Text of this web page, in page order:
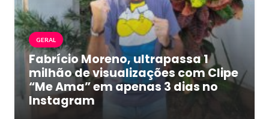
GERAL
Fabrício Moreno, ultrapassa 1
milhão de visualizações com Clipe
“Me Ama” em apenas 3 dias no
Instagram